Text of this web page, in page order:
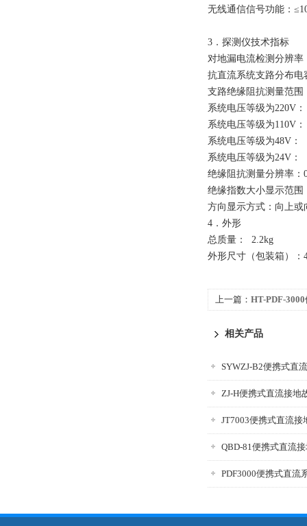
无线通信信号功能：
3．探测仪技术指标
对地漏电流检测分辨率
抗直流系统支路分布电
支路绝缘阻抗测量范围
系统电压等级为220V
系统电压等级为110V
系统电压等级为48V
系统电压等级为24V
绝缘阻抗测量分辨率：
绝缘指数大小显示范
方向显示方式：向上
4．外形
总质量： 2.2kg
外形尺寸（包装箱）：
上一篇： HT-PDF-
相关产品
SYWZJ-B2便携式直
ZJ-H便携式直流接地
JT7003便携式直流接
QBD-81便携式直流